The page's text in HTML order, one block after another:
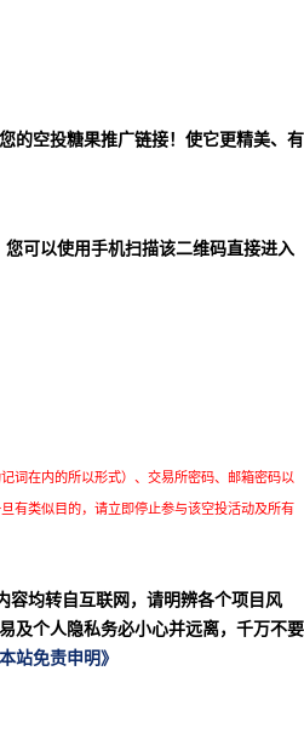
的空投糖果推广链接！使它更精美、有
您可以使用手机扫描该二维码直接进入
词在内的所以形式）、交易所密码、邮箱密码以
有类似目的，请立即停止参与该空投活动及所有
容均转自互联网，请明辨各个项目风
及个人隐私务必小心并远离，千万不要
本站免责申明》